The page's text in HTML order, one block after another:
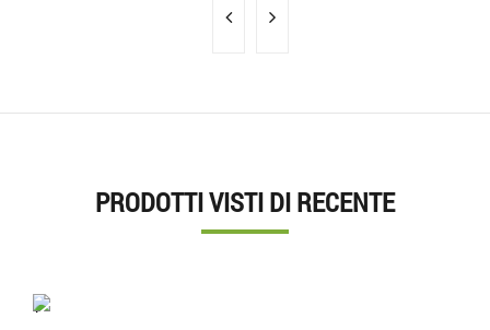
PRODOTTI VISTI DI RECENTE
'.'